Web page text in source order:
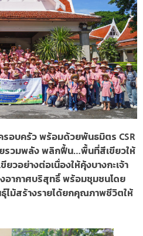
รอบครัว พร้อมด้วยพันธมิตร CSR
ยรวมพลัง พลิกฟื้น…พื้นที่สีเขียวให้
ยวอย่างต่อเนื่องให้คุ้งบางกะเจ้า
อากาศบริสุทธิ์ พร้อมชุมชนโดย
ธุ์ไม้สร้างรายได้ยกคุณภาพชีวิตให้